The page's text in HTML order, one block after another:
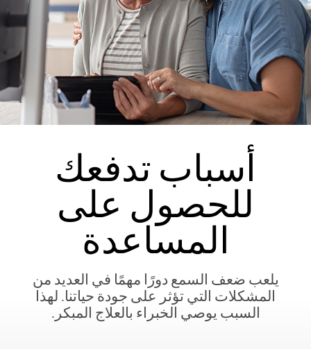
أسباب تدفعك
للحصول على
المساعدة
يلعب ضعف السمع دورًا مهمًا في العديد من
المشكلات التي تؤثر على جودة حياتنا. لهذا
السبب يوصي الخبراء بالعلاج المبكر.